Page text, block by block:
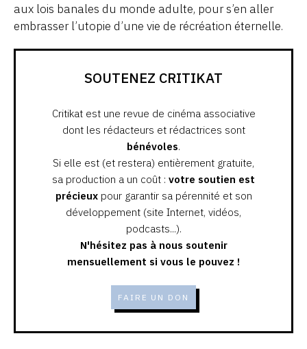
aux lois banales du monde adulte, pour s’en aller
embrasser l’utopie d’une vie de récréation éternelle.
SOUTENEZ CRITIKAT
Critikat est une revue de cinéma associative
dont les rédacteurs et rédactrices sont
bénévoles.
Si elle est (et restera) entièrement gratuite,
sa production a un coût : votre soutien est
précieuxpour garantir sa pérennité et son
développement (site Internet, vidéos,
podcasts...).
N'hésitez pas à nous soutenir
mensuellement si vous le pouvez !
FAIRE UN DON